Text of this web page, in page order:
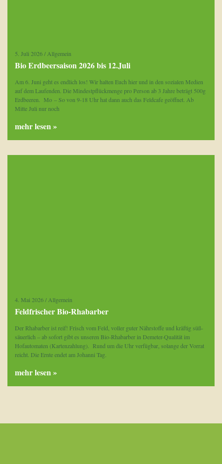
5. Juli 2026/ Allgemein
Bio Erdbeersaison 2026 bis 12.Juli
Am 6. Juni geht es endlich los! Wir halten Euch hier und in den sozialen Medien
auf dem Laufenden. Die Mindestpflückmenge pro Person ab 3 Jahre beträgt 500g
Erdbeeren. Mo – So von 9-18 Uhr hat dann auch das Feldcafe geöffnet. Ab
Mitte Juli nur noch
mehr lesen »
4. Mai 2026/ Allgemein
Feldfrischer Bio-Rhabarber
Der Rhabarber ist reif! Frisch vom Feld, voller guter Nährstoffe und kräftig süß-
säuerlich – ab sofort gibt es unseren Bio-Rhabarber in Demeter-Qualität im
Hofautomaten (Kartenzahlung). Rund um die Uhr verfügbar, solange der Vorrat
reicht. Die Ernte endet am Johanni Tag.
mehr lesen »